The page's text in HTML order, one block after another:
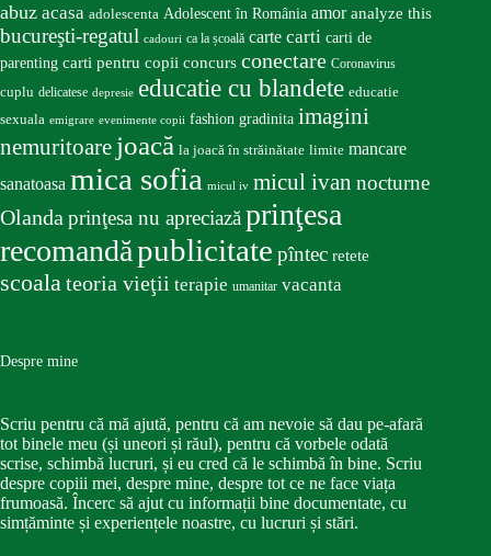
abuz acasa adolescenta Adolescent în România amor analyze this
bucureşti-regatul cadouri ca la școală carte carti carti de
parenting carti pentru copii concurs conectare Coronavirus
cuplu delicatese depresie educatie cu blandete educatie
sexuala emigrare evenimente copii fashion gradinita imagini
nemuritoare joacă la joacă în străinătate limite mancare
sanatoasa mica sofia micul iv micul ivan nocturne
Olandaprinţesa nu apreciazăprinţesa
recomandăpublicitate pîntec retete
scoalateoria vieţii terapie umanitar vacanta
Despre mine
Scriu pentru că mă ajută, pentru că am nevoie să dau pe-afară
tot binele meu (și uneori și răul), pentru că vorbele odată
scrise, schimbă lucruri, și eu cred că le schimbă în bine. Scriu
despre copiii mei, despre mine, despre tot ce ne face viața
frumoasă. Încerc să ajut cu informații bine documentate, cu
simțăminte și experiențele noastre, cu lucruri și stări.